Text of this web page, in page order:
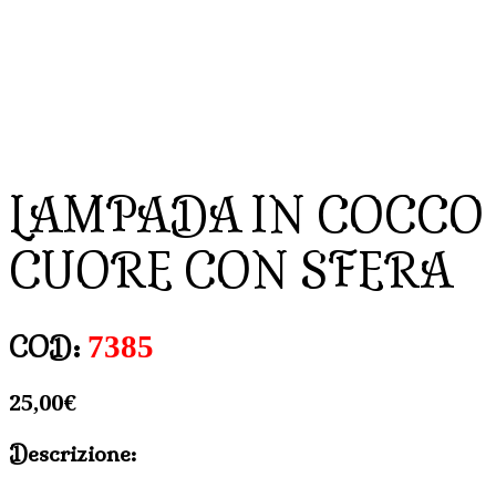
LAMPADA IN COCCO
CUORE CON SFERA
COD: 7385
25,00€
Descrizione: